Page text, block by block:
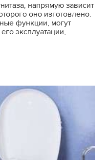
напрямую зависит
оно изготовлено.
функции, могут
эксплуатации,